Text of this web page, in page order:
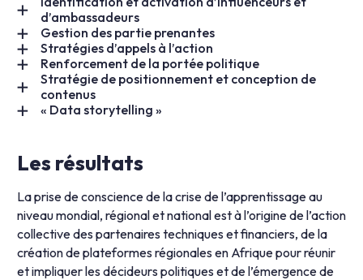
d’ambassadeurs
Gestion des partie prenantes
Stratégies d’appels à l’action
Renforcement de la portée politique
Stratégie de positionnement et conception de
contenus
« Data storytelling »
Les résultats
La prise de conscience de la crise de l’apprentissage au
niveau mondial, régional et national est à l’origine de l’action
collective des partenaires techniques et financiers, de la
création de plateformes régionales en Afrique pour réunir
et impliquer les décideurs politiques et de l’émergence de